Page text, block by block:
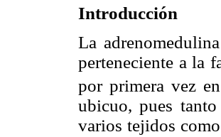
Introducción
La
perteneciente a la
por primera vez
ubicuo, pues
varios tejidos